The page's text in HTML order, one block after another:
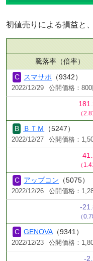
初値売りによる損益と
騰落率（倍率）
スマサポ （9342）
2022/12/29 公開価格：
（
ＢＴＭ （5247）
2022/12/27 公開価格：
（
アップコン （5075）
2022/12/26 公開価格：
-
（
GENOVA （9341）
2022/12/23 公開価格：
-